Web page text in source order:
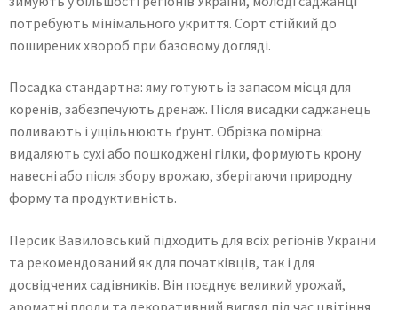
потребують мінімального укриття. Сорт стійкий до
поширених хвороб при базовому догляді.
Посадка стандартна: яму готують із запасом місця для
коренів, забезпечують дренаж. Після висадки саджанець
поливають і ущільнюють ґрунт. Обрізка помірна:
видаляють сухі або пошкоджені гілки, формують крону
навесні або після збору врожаю, зберігаючи природну
форму та продуктивність.
Персик Вавиловський підходить для всіх регіонів України
та рекомендований як для початківців, так і для
досвідчених садівників. Він поєднує великий урожай,
ароматні плоди та декоративний вигляд під час цвітіння.